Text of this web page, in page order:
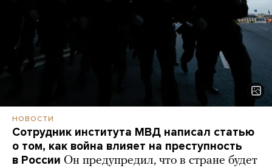
НОВОСТИ
Сотрудник института МВД написал статью
о том, как война влияет на преступность
в России Он предупредил, что в стране будет